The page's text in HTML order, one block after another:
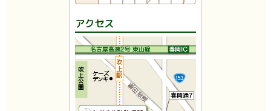
アクセス